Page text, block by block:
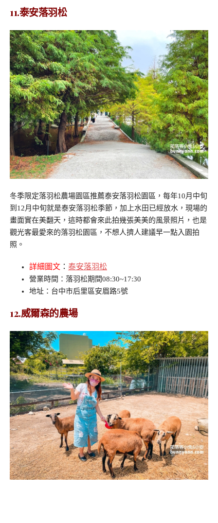
11.泰安落羽松
冬季限定落羽松農場園區推薦泰安落羽松園區，每年10月中旬
到12月中旬就是泰安落羽松季節，加上水田已經放水，現場的
畫面實在美翻天，這時都會來此拍幾張美美的風景照片，也是
觀光客最愛來的落羽松園區，不想人擠人建議早一點入園拍
照。
詳細圖文 ： 泰安落羽松
營業時間：落羽松期間08:30~17:30
地址：台中市后里區安眉路5號
12.威爾森的農場